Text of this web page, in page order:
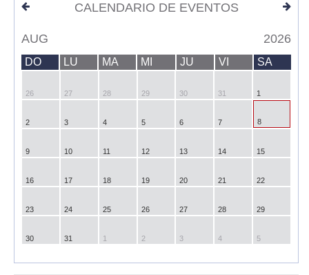
CALENDARIO DE EVENTOS
AUG 2026
DO LU MA MI JU VI SA
26 27 28 29 30 31 1
2 3 4 5 6 7 8
9 10 11 12 13 14 15
16 17 18 19 20 21 22
23 24 25 26 27 28 29
30 31 1 2 3 4 5